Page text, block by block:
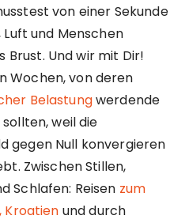
von einer Sekunde
und Menschen
Brust. Und wir mit Dir!
Wochen, von deren
Belastungwerdende
weil die
gegen Null konvergieren
Zwischen Stillen,
Schlafen: Reisen zum
Kroatien und durch